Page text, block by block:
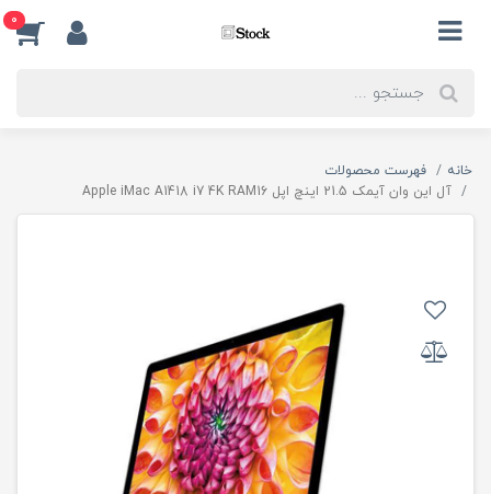
0
خانه
فهرست محصولات
آل این وان آیمک 21.5 اینچ اپل Apple iMac A1418 i7 4K RAM16